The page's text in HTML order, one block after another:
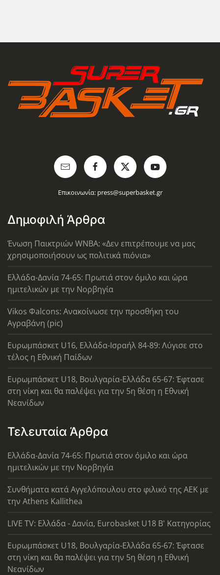
Επικοινωνία: press@superbasket.gr
Δημοφιλή Άρθρα
Ένωση Παικτριών WNBA: «Δεν επιτρέπουμε να μας
χρησιμοποιήσουν ως πολιτικά πιόνια»
Ελλάδα-Δανία 74-65: Πρωτιά στον όμιλο και ώρα
ημιτελικών με την Νορβηγία
Vikos Φalcons: Ανακοίνωσε την προσθήκη του
Αγραβάνη (pic)
Ευρωμπάσκετ U16, Ελλάδα-Ισραήλ 84-89: Λύγισε στο
τέλος η Εθνική Παίδων
Ευρωμπάσκετ U18, Βουλγαρία-Ελλάδα 65-67: Έφτασε
στη νίκη και θα παλέψει για την 5η θέση η Εθνική
Νεανίδων
Τελευταία Άρθρα
Ελλάδα-Δανία 74-65: Πρωτιά στον όμιλο και ώρα
ημιτελικών με την Νορβηγία
Συνθήματα κατά Αγγελόπουλου στο φιλικό της ΑΕΚ με
την Athens Kallithea
LIVE TV: Ελλάδα - Δανία, Eurobasket U18 Β' Κατηγορίας
Ευρωμπάσκετ U18, Βουλγαρία-Ελλάδα 65-67: Έφτασε
στη νίκη και θα παλέψει για την 5η θέση η Εθνική
Νεανίδων